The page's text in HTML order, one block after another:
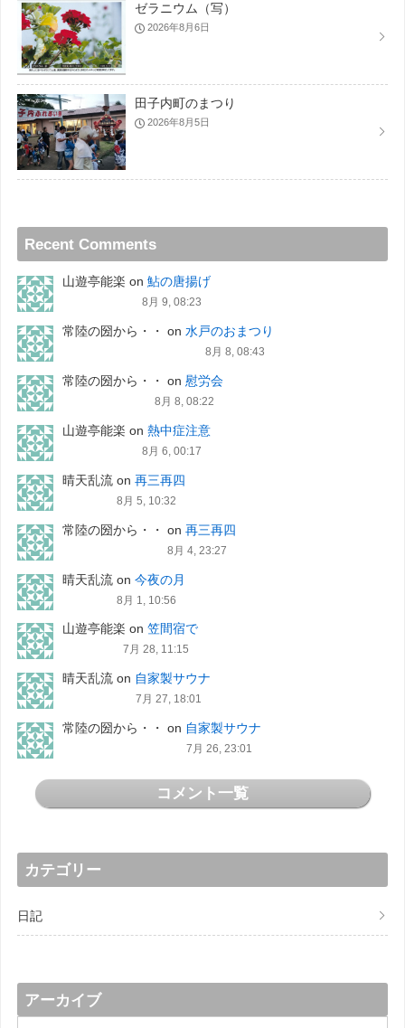
ゼラニウム（写）
2026年8月6日
田子内町のまつり
2026年8月5日
Recent Comments
山遊亭能楽 on 鮎の唐揚げ
8月 9, 08:23
常陸の圀から・・ on 水戸のおまつり
8月 8, 08:43
常陸の圀から・・ on 慰労会
8月 8, 08:22
山遊亭能楽 on 熱中症注意
8月 6, 00:17
晴天乱流on 再三再四
8月 5, 10:32
常陸の圀から・・ on 再三再四
8月 4, 23:27
晴天乱流on 今夜の月
8月 1, 10:56
山遊亭能楽 on 笠間宿で
7月 28, 11:15
晴天乱流on 自家製サウナ
7月 27, 18:01
常陸の圀から・・ on 自家製サウナ
7月 26, 23:01
コメント一覧
カテゴリー
日記
アーカイブ